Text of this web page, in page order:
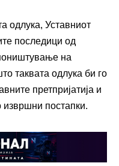
одлука, Уставниот
последици од
на
таквата одлука би го
претпријатија и
извршни постапки.